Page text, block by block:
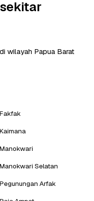
wilayah Papua Barat
Selatan
Arfak